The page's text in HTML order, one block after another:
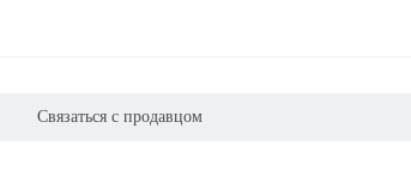
Связаться с продавцом